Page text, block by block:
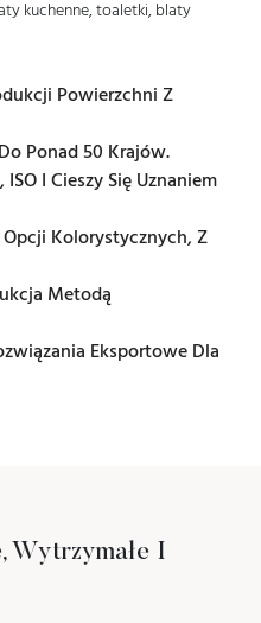
kuchenne, toaletki, blaty
Powierzchni Z
Ponad 50 Krajów.
I Cieszy Się Uznaniem
Kolorystycznych, Z
Metodą
Eksportowe Dla
Wytrzymałe I